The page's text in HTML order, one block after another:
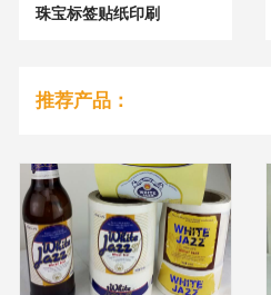
珠宝标签贴纸印刷
推荐产品：